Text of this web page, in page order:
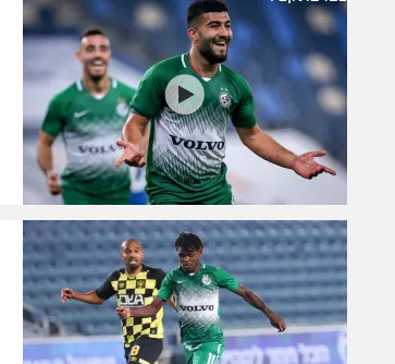
תקנון משתתפים וזוכים בפרסים
תקנון עבור פעילות אלקטרה
תקנון עבור פעילות ספורט 1 – "מרלן"
טניס
גיימינג E-Sports
תנאי שימוש
מדיניות פרטיות
תקנון פעילות ספורט 1
רשיון להקרנה פומבית לבית עסק